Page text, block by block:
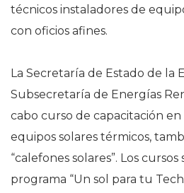
técnicos instaladores de
con oficios afines.
La Secretaría de Estado de la
Subsecretaría de Energías
cabo curso de capacitación
equipos solares térmicos,
“calefones solares”. Los
programa “Un sol para tu